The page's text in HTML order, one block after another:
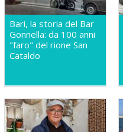
Bari, la storia del Bar
Gonnella: da 100 anni
"faro" del rione San
Cataldo